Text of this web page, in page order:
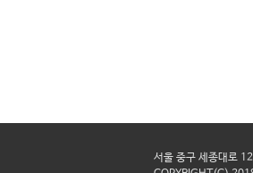
서울 중구 세종대로